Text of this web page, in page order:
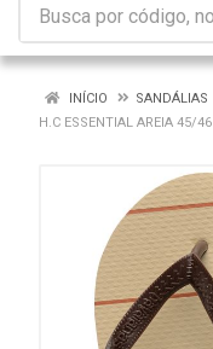
INÍCIO SANDÁLIAS
H.C ESSENTIAL AREIA 45/46